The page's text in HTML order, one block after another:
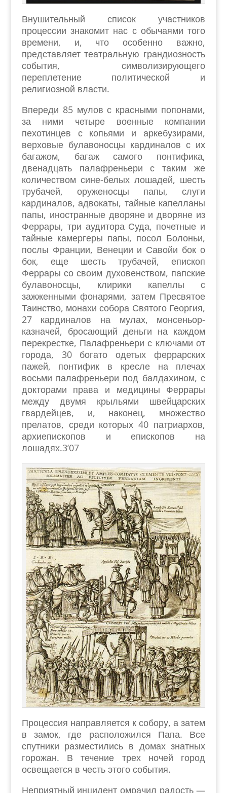
Внушительный список участников
процессии знакомит нас с обычаями того
времени, и, что особенно важно,
представляет театральную грандиозность
события, символизирующего
переплетение политической и
религиозной власти.
Впереди 85 мулов с красными попонами,
за ними четыре военные компании
пехотинцев с копьями и аркебузирами,
верховые булавоносцы кардиналов с их
багажом, багаж самого понтифика,
двенадцать палафреньери с таким же
количеством сине-белых лошадей, шесть
трубачей, оруженосцы папы, слуги
кардиналов, адвокаты, тайные капелланы
папы, иностранные дворяне и дворяне из
Феррары, три аудитора Суда, почетные и
тайные камергеры папы, посол Болоньи,
послы Франции, Венеции и Савойи бок о
бок, еще шесть трубачей, епископ
Феррары со своим духовенством, папские
булавоносцы, клирики капеллы с
зажженными фонарями, затем Пресвятое
Таинство, монахи собора Святого Георгия,
27 кардиналов на мулах, монсеньор-
казначей, бросающий деньги на каждом
перекрестке, Палафреньери с ключами от
города, 30 богато одетых феррарских
пажей, понтифик в кресле на плечах
восьми палафреньери под балдахином, с
докторами права и медицины Феррары
между двумя крыльями швейцарских
гвардейцев, и, наконец, множество
прелатов, среди которых 40 патриархов,
архиепископов и епископов на
лошадях.3’07
Процессия направляется к собору, а затем
в замок, где расположился Папа. Все
спутники разместились в домах знатных
горожан. В течение трех ночей город
освещается в честь этого события.
Неприятный инцидент омрачил радость —